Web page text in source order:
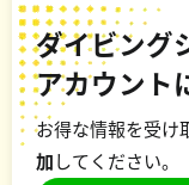
ダイビング
アカウント
お得な情報を受け
加 してください。